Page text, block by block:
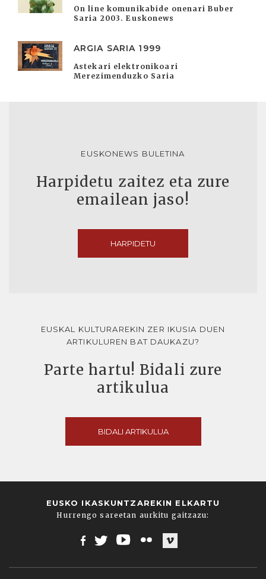
On line komunikabide onenari Buber
Saria 2003. Euskonews
ARGIA SARIA 1999
Astekari elektronikoari
Merezimenduzko Saria
EUSKONEWS BULETINA
Harpidetu zaitez eta zure
emailean jaso!
HARPIDETU
EUSKAL KULTURAREKIN ZER IKUSIA DUEN
ARTIKULUREN BAT DAUKAZU?
Parte hartu! Bidali zure
artikulua
BIDALI ARTIKULUA
EUSKO IKASKUNTZAREKIN ELKARTU
Hurrengo sareetan aurkitu gaitzazu: